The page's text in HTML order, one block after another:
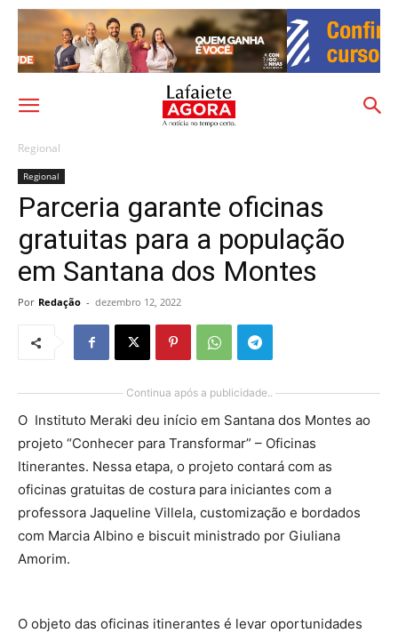
Regional
Regional
Parceria garante oficinas
gratuitas para a população
em Santana dos Montes
Por Redação - dezembro 12, 2022
Continua após a publicidade..
O Instituto Meraki deu início em Santana dos Montes ao
projeto “Conhecer para Transformar” – Oficinas
Itinerantes. Nessa etapa, o projeto contará com as
oficinas gratuitas de costura para iniciantes com a
professora Jaqueline Villela, customização e bordados
com Marcia Albino e biscuit ministrado por Giuliana
Amorim.
O objeto das oficinas itinerantes é levar oportunidades